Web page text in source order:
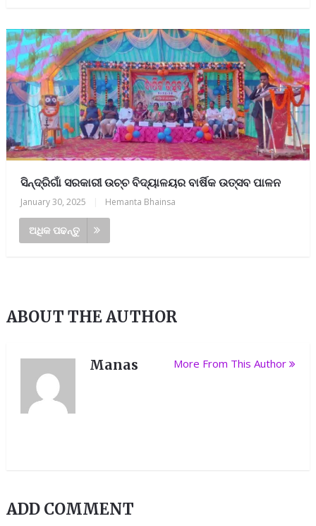
ସିନ୍ଦ୍ରିଗାଁ ସରକାରୀ ଉଚ୍ଚ ବିଦ୍ୟାଳୟର ବାର୍ଷିକ ଉତ୍ସବ ପାଳନ
January 30, 2025 Hemanta Bhainsa
ଅଧିକ ପଢନ୍ତୁ
ABOUT THE AUTHOR
Manas More From This Author
ADD COMMENT